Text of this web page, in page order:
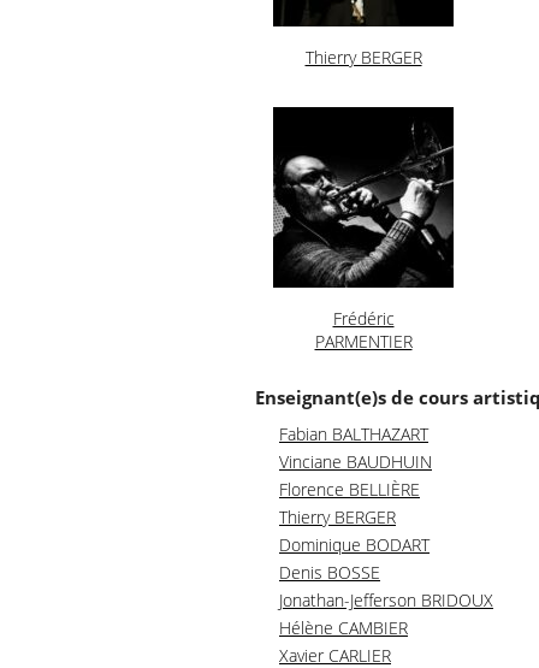
Thierry BERGER
Frédéric
PARMENTIER
Enseignant(e)s de cours
Fabian BALTHAZART
Vinciane BAUDHUIN
Florence BELLIÈRE
Thierry BERGER
Dominique BODART
Denis BOSSE
Jonathan-Jefferson BRIDOUX
Hélène CAMBIER
Xavier CARLIER